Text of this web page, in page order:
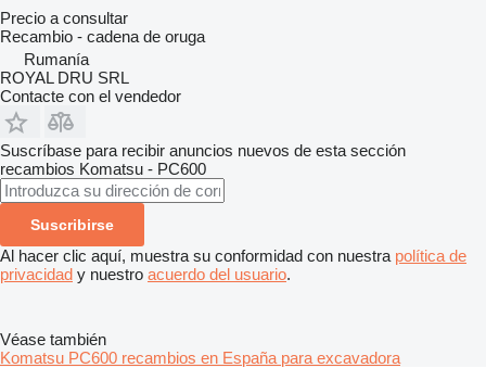
Precio a consultar
Recambio - cadena de oruga
Rumanía
ROYAL DRU SRL
Contacte con el vendedor
Suscríbase para recibir anuncios nuevos de esta sección
recambios Komatsu - PC600
Suscribirse
Al hacer clic aquí, muestra su conformidad con nuestra política de
privacidad y nuestro acuerdo del usuario.
Véase también
Komatsu PC600 recambios en España para excavadora